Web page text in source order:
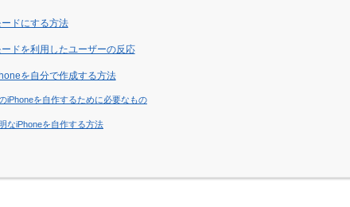
ドにする方法
ドを利用したユーザーの反応
を自分で作成する方法
iPhoneを自作するために必要なもの
なiPhoneを自作する方法